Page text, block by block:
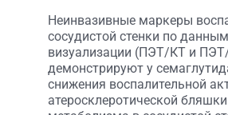
Неинвазивные маркеры
сосудистой стенки по
визуализации (ПЭТ/КТ и
демонстрируют у
снижения воспалительной
атеросклеротической